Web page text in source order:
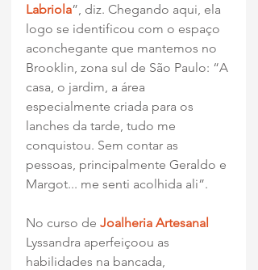
Labriola”, diz. Chegando aqui, ela
logo se identificou com o espaço
aconchegante que mantemos no
Brooklin, zona sul de São Paulo: “A
casa, o jardim, a área
especialmente criada para os
lanches da tarde, tudo me
conquistou. Sem contar as
pessoas, principalmente Geraldo e
Margot... me senti acolhida ali”.
No curso de Joalheria Artesanal
Lyssandra aperfeiçoou as
habilidades na bancada,